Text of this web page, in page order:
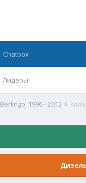
Лидеры
Chatbox
Berlingo, 1996 - 2012